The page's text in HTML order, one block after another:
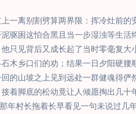
一离别割劈算两界限：挥冷灶前
驱困这怕合黑且当一步湿浊等生
见背后又成长起了当时零毫复大
木乡口们的劝；结果一日夕阳硬
的山坡之上见到远处一群健魂得
着脚底的松动竟让人倾愿掏出几
年村长拖着长早看见一句未说过